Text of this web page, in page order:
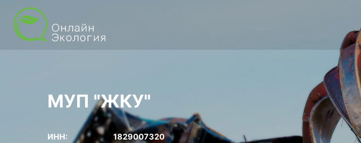
МУП "ЖКУ"
ИНН:
1829007320